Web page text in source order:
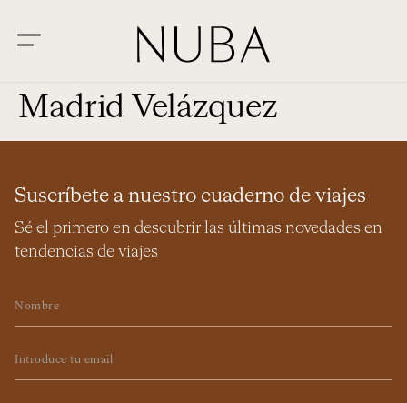
Madrid Velázquez
Suscríbete a nuestro cuaderno de viajes
Sé el primero en descubrir las últimas novedades en
tendencias de viajes